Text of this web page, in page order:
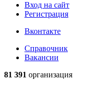
Вход на сайт
Регистрация
Вконтакте
Справочник
Вакансии
81 391 организация